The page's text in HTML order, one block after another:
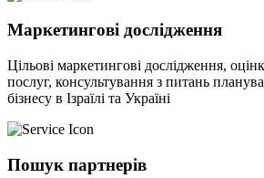
Маркетингові дослідження
Цільові маркетингові дослідження,
послуг, консультування з питань
бізнесу в Ізраїлі та Україні
Пошук партнерів